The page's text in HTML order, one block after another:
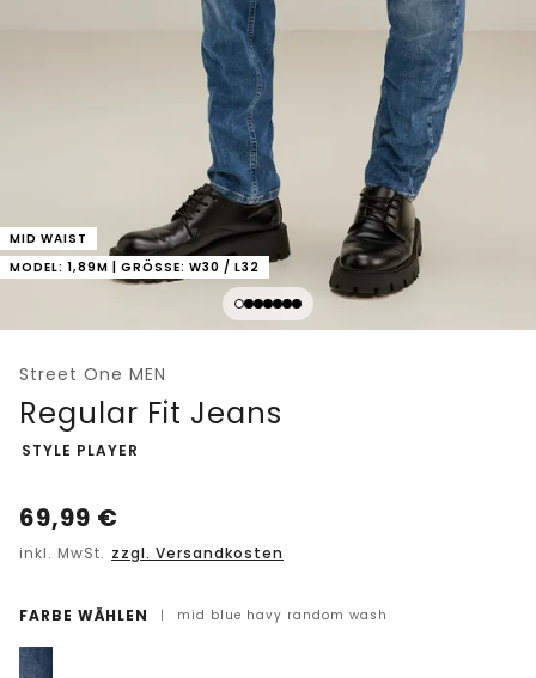
MID WAIST
MODEL: 1,89M | GRÖSSE: W30 / L32
Street One MEN
Regular Fit Jeans
-
STYLE PLAYER
69,99 €
inkl. MwSt. zzgl. Versandkosten
FARBE WÄHLEN | mid blue havy random wash